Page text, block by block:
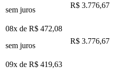
sem juros
R$ 3.776,67
08x de R$ 472,08
sem juros
R$ 3.776,67
09x de R$ 419,63